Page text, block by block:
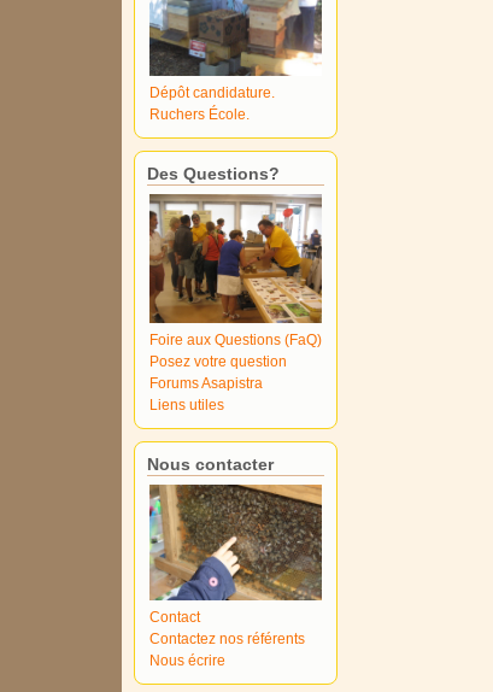
Dépôt candidature.
Ruchers École.
Des Questions?
Foire aux Questions (FaQ)
Posez votre question
Forums Asapistra
Liens utiles
Nous contacter
Contact
Contactez nos référents
Nous écrire